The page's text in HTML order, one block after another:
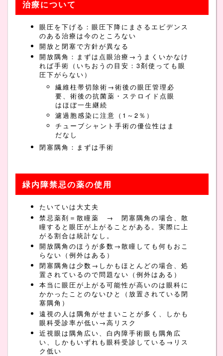
治療について
眼圧を下げる：眼圧下降にまさるエビデンス
のある治療は今のところない
開放と閉塞で方針が異なる
開放隅角：まずは点眼治療→うまくいかなけ
れば手術（いちおうの目安：3剤使っても眼
圧下がらない）
繊維柱帯切除術→術後の眼圧管理必
要、術後の抗菌薬・ステロイド点眼
はほぼ一生継続
濾過胞感染に注意（1～2％）
チューブシャント手術の優位性はま
だなし
閉塞隅角：まずは手術
緑内障禁忌の薬の使用
たいていは大丈夫
禁忌薬剤＝散瞳薬 → 閉塞隅角の場合、散
瞳すると眼圧が上がることがある。実際に上
がる割合は統計なし。
開放隅角のほうが多数→散瞳しても何もおこ
らない（例外はある）
閉塞隅角は少数→しかもほとんどの場合、処
置されているので問題ない（例外はある）
本当に眼圧が上がる可能性が高いのは眼科に
かかったことのないひと（放置されている閉
塞隅角）
遠視の人は隅角がせまいことが多く、しかも
眼科受診率が低い→高リスク
近視眼は隅角広い、白内障手術眼も隅角広
い、しかもいずれも眼科受診している→リス
ク低い